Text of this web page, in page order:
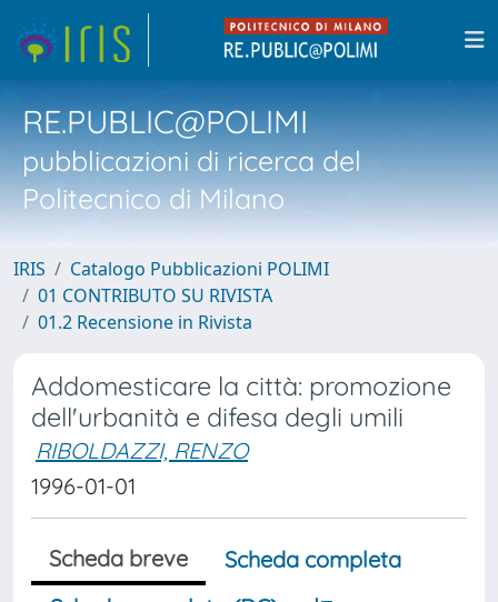
RE.PUBLIC@POLIMI
pubblicazioni di ricerca del
Politecnico di Milano
IRIS
Catalogo Pubblicazioni POLIMI
01 CONTRIBUTO SU RIVISTA
01.2 Recensione in Rivista
Addomesticare la città: promozione
dell'urbanità e difesa degli umili
RIBOLDAZZI, RENZO
1996-01-01
Scheda breve
Scheda completa